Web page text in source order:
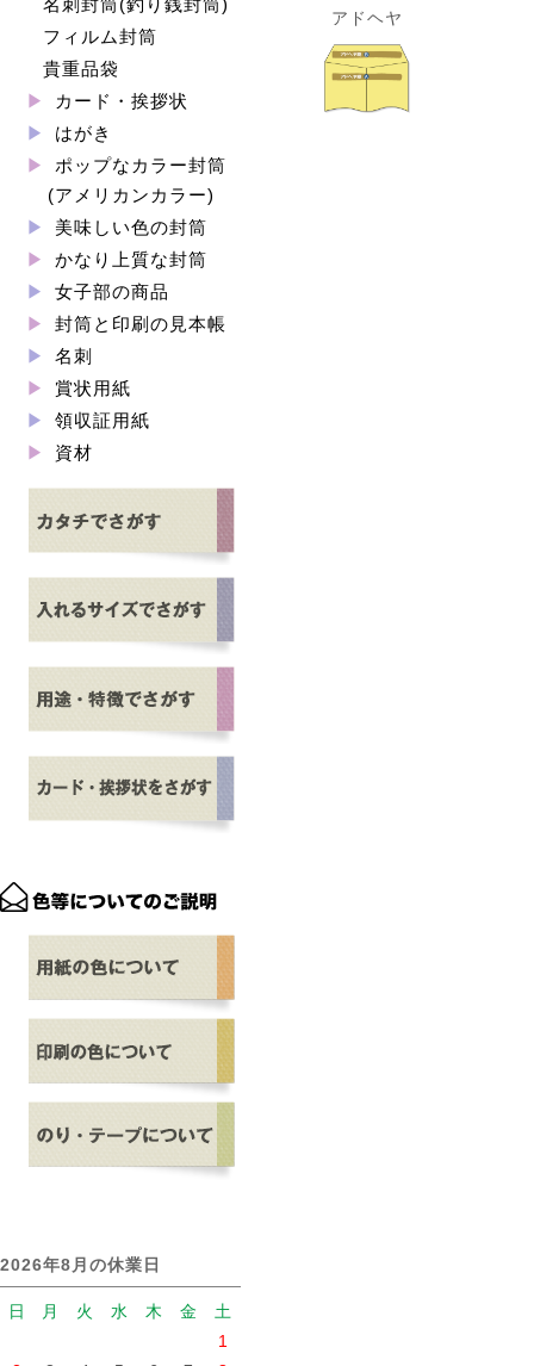
名刺封筒(釣り銭封筒)
フィルム封筒
貴重品袋
カード・挨拶状
はがき
ポップなカラー封筒
(アメリカンカラー)
美味しい色の封筒
かなり上質な封筒
女子部の商品
封筒と印刷の見本帳
名刺
賞状用紙
領収証用紙
資材
2026年8月の休業日
日 月 火 水 木 金
土
1
アドヘヤ